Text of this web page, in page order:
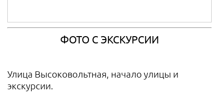
ФОТО С ЭКСКУРСИИ
Улица Высоковольтная, начало улицы и
экскурсии.